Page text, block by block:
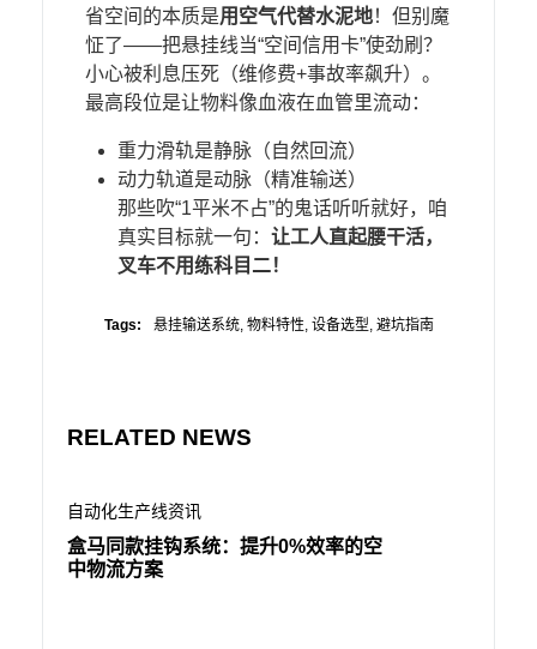
省空间的本质是​​用空气代替水泥地​​！但别魔
怔了——把悬挂线当“空间信用卡”使劲刷？
小心被利息压死（维修费+事故率飙升）。
最高段位是让物料像血液在血管里流动：
重力滑轨是静脉（自然回流）
动力轨道是动脉（精准输送）
那些吹“1平米不占”的鬼话听听就好，咱
真实目标就一句：​​让工人直起腰干活，
叉车不用练科目二！​
Tags: 悬挂输送系统, 物料特性 设备选型 避坑指南
RELATED NEWS
自动化生产线资讯
盒马同款挂钩系统：提升0%效率的空
中物流方案